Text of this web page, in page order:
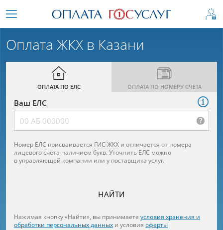
Оплата ЖКХ в Казани
ОПЛАТА ПО ЕЛС ОПЛАТА ПО НОМЕРУ СЧЁТА
Ваш ЕЛС
Номер ЕЛС присваивается ГИС ЖКХ
лицевого счёта наличием букв. Уточнить ЕЛС можно
в управляющей компании или у поставщика услуг.
ЖКХ
НАЙТИ
Нажимая кнопку «Найти», вы принимаете условия хранения и
обработки персональных данных и условия оферты